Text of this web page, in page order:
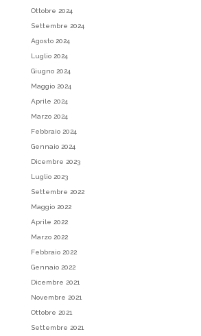
Ottobre 2024
Settembre 2024
Agosto 2024
Luglio 2024
Giugno 2024
Maggio 2024
Aprile 2024
Marzo 2024
Febbraio 2024
Gennaio 2024
Dicembre 2023
Luglio 2023
Settembre 2022
Maggio 2022
Aprile 2022
Marzo 2022
Febbraio 2022
Gennaio 2022
Dicembre 2021
Novembre 2021
Ottobre 2021
Settembre 2021